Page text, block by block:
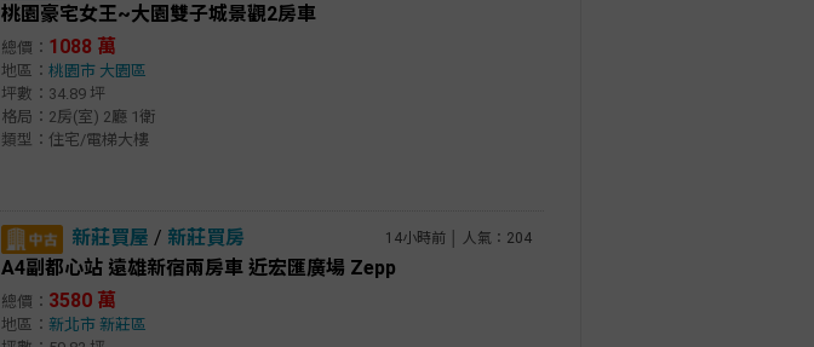
桃園豪宅女王~大園雙子城景觀2房車
總價： 1088 萬
地區： 桃園市 大園區
坪數：34.89 坪
格局：2房(室) 2廳 1衛
類型：住宅/電梯大樓
新莊買屋 / 新莊買房 14小時前 │ 人氣：204
A4副都心站 遠雄新宿兩房車 近宏匯廣場 Zepp
總價： 3580 萬
地區： 新北市 新莊區